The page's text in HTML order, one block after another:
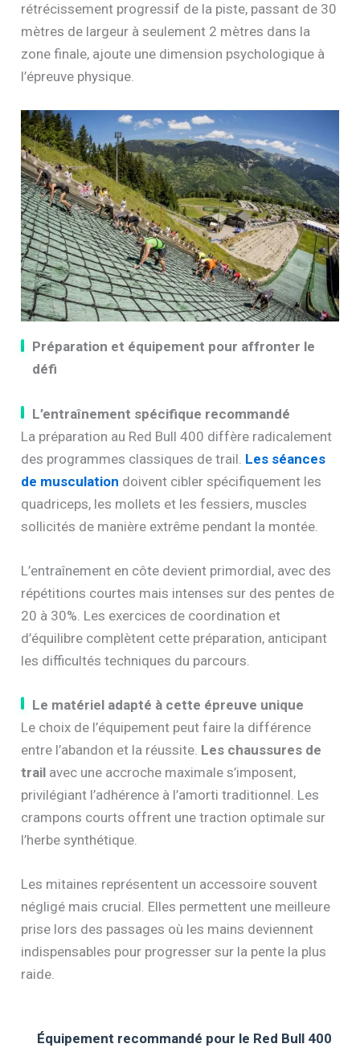
rétrécissement progressif de la piste, passant de 30
mètres de largeur à seulement 2 mètres dans la
zone finale, ajoute une dimension psychologique à
l’épreuve physique.
Préparation et équipement pour affronter le
défi
L’entraînement spécifique recommandé
La préparation au Red Bull 400 diffère radicalement
des programmes classiques de trail. Les séances
de musculation doivent cibler spécifiquement les
quadriceps, les mollets et les fessiers, muscles
sollicités de manière extrême pendant la montée.
L’entraînement en côte devient primordial, avec des
répétitions courtes mais intenses sur des pentes de
20 à 30%. Les exercices de coordination et
d’équilibre complètent cette préparation, anticipant
les difficultés techniques du parcours.
Le matériel adapté à cette épreuve unique
Le choix de l’équipement peut faire la différence
entre l’abandon et la réussite. Les chaussures de
trail avec une accroche maximale s’imposent,
privilégiant l’adhérence à l’amorti traditionnel. Les
crampons courts offrent une traction optimale sur
l’herbe synthétique.
Les mitaines représentent un accessoire souvent
négligé mais crucial. Elles permettent une meilleure
prise lors des passages où les mains deviennent
indispensables pour progresser sur la pente la plus
raide.
Équipement recommandé pour le Red Bull 400